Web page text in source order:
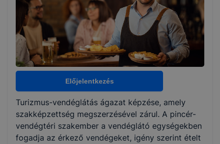
Képzés időtartama
3 év
Választható szakmairányok:
Nem válaszható
KKK/PTT
KKK letöltése (pdf)
PTT letöltése (pdf)
Előjelentkezés
Turizmus-vendéglátás ágazat képzése, amely
szakképzettség megszerzésével zárul. A pincér-
vendégtéri szakember a vendéglátó egységekben
fogadja az érkező vendégeket, igény szerint ételt